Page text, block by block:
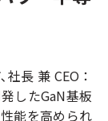
長 兼 CEO：
したGaN基板
能を高められ